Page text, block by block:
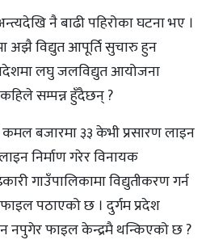
नै बाढी पहिरोका घटना भए ।
अझै विद्युत आपूर्ति सुचारु हुन
लघु जलविद्युत आयोजना
कहिले सम्पन्न हुँदैछन् ?
बजारमा ३३ केभी प्रसारण लाइन
निर्माण गरेर विनायक
गाउँपालिकामा विद्युतीकरण गर्न
पठाएको छ । दुर्गम प्रदेश
नपुगेर फाइल केन्द्रमै थन्किएको छ ?